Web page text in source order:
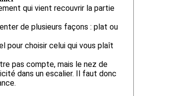
qui vient recouvrir la partie
de plusieurs façons : plat ou
pour choisir celui qui vous plaît
pas compte, mais le nez de
dans un escalier. Il faut donc